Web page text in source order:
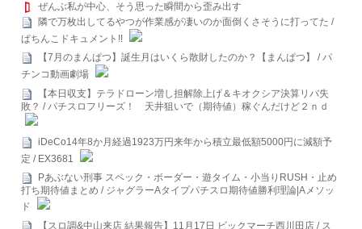
ぜんぶ私が中心、そう思った瞬間から歪み出す
隣で万枚出してるやつが作業感が凄いのか面倒くさそうに打ってた /
ぱちんこドキュメント!!
【7月のまんぱつ】誕生月はいくら散財したのか？【まんぱつ】 / パ
チンコ動画劇場
【本日収支】テラドローン増し担解除上げ＆キオクシア決算リバ失
敗？ / パチスロフリーズ！ 天井狙いで（期待値）稼ぐんだけど２ｎｄ
iDeCo14年8か月経過1923万円来年から積立最低額5000円に減額予
定 / EX3681
Pあぶない刑事 スペック・ボーダー・遊タイム・小当りRUSH・止め
打ち期待値まとめ / ジャグラーAタイプパチスロ期待値勝利理論|Aメソッ
ド
【スロ調&中山来店 結果報告】11月17日 ビックマーチ西川田店 / ス